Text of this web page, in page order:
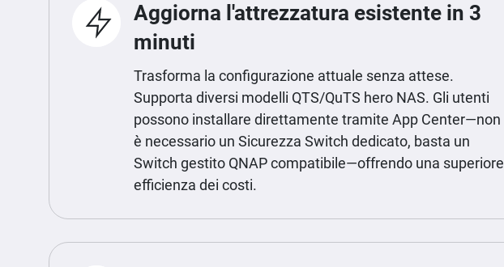
Aggiorna l'attrezzatura esistente in 3
minuti
Trasforma la configurazione attuale senza attese.
Supporta diversi modelli QTS/QuTS hero NAS. Gli utenti
possono installare direttamente tramite App Center—non
è necessario un Sicurezza Switch dedicato, basta un
Switch gestito QNAP compatibile—offrendo una superiore
efficienza dei costi.